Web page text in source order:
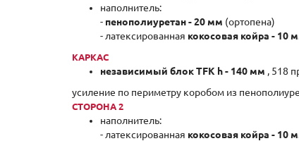
наполнитель:
- пенополиуретан - 20 мм (ортопена)
- латексированная кокосовая койра - 10
КАРКАС
независимый блок TFK h - 140 мм , 518
усиление по периметру коробом из
СТОРОНА 2
наполнитель:
- латексированная кокосовая койра - 10